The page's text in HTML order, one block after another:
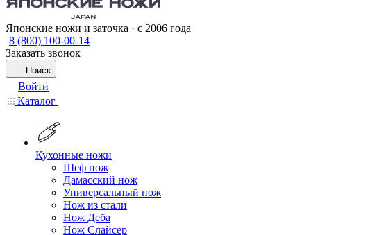
Японские ножи и заточка · с 2006 года
8 (800) 100-00-14
Заказать звонок
Поиск
Войти
Каталог
Кухонные ножи
Шеф нож
Дамасский нож
Универсальный нож
Нож из стали
Нож Деба
Нож Слайсер